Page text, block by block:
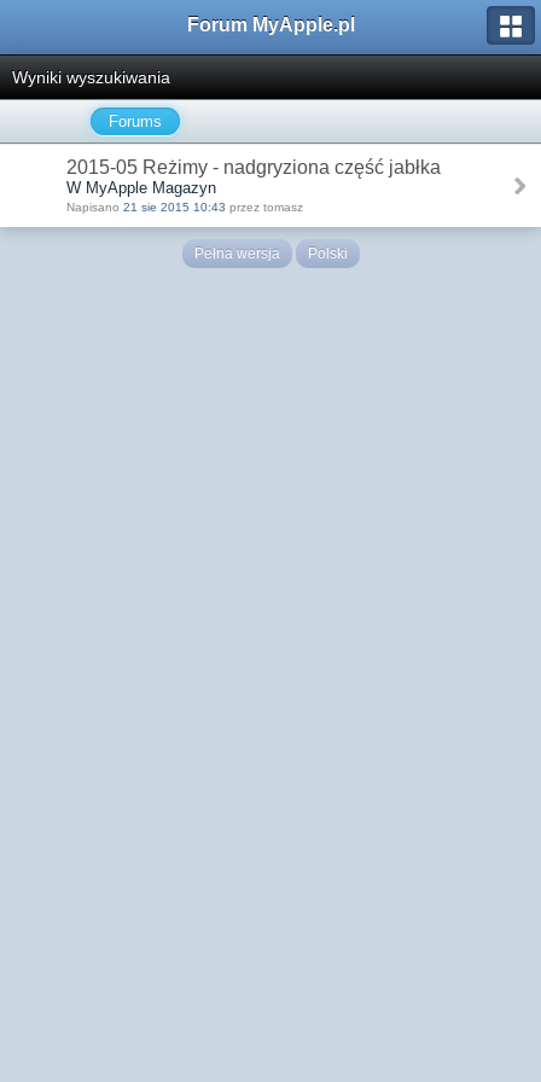
Forum MyApple.pl
Wyniki wyszukiwania
Forums
2015-05 Reżimy - nadgryziona część jabłka
W MyApple Magazyn
Napisano 21 sie 2015 10:43 przez tomasz
Pełna wersja Polski